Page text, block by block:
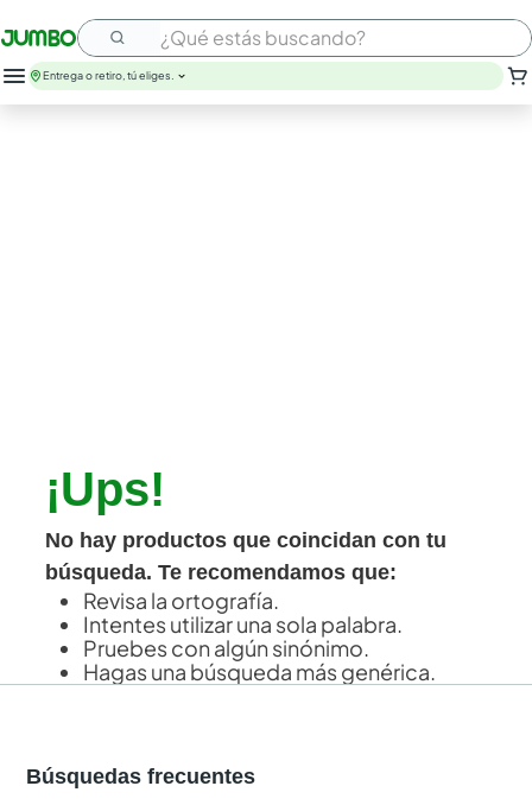
¿Qué estás buscando?
Entrega o retiro, tú eliges.
¡Ups!
No hay productos que coincidan con tu
búsqueda. Te recomendamos que:
Revisa la ortografía.
Intentes utilizar una sola palabra.
Pruebes con algún sinónimo.
Hagas una búsqueda más genérica.
Búsquedas frecuentes